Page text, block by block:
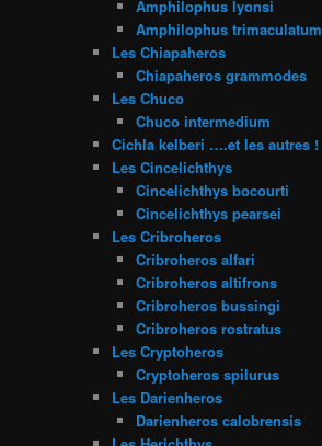
Amphilophus lyonsi
Amphilophus trimaculatum
Les Chiapaheros
Chiapaheros grammodes
Les Chuco
Chuco intermedium
Cichla kelberi ….et les autres !
Les Cincelichthys
Cincelichthys bocourti
Cincelichthys pearsei
Les Cribroheros
Cribroheros alfari
Cribroheros altifrons
Cribroheros bussingi
Cribroheros rostratus
Les Cryptoheros
Cryptoheros spilurus
Les Darienheros
Darienheros calobrensis